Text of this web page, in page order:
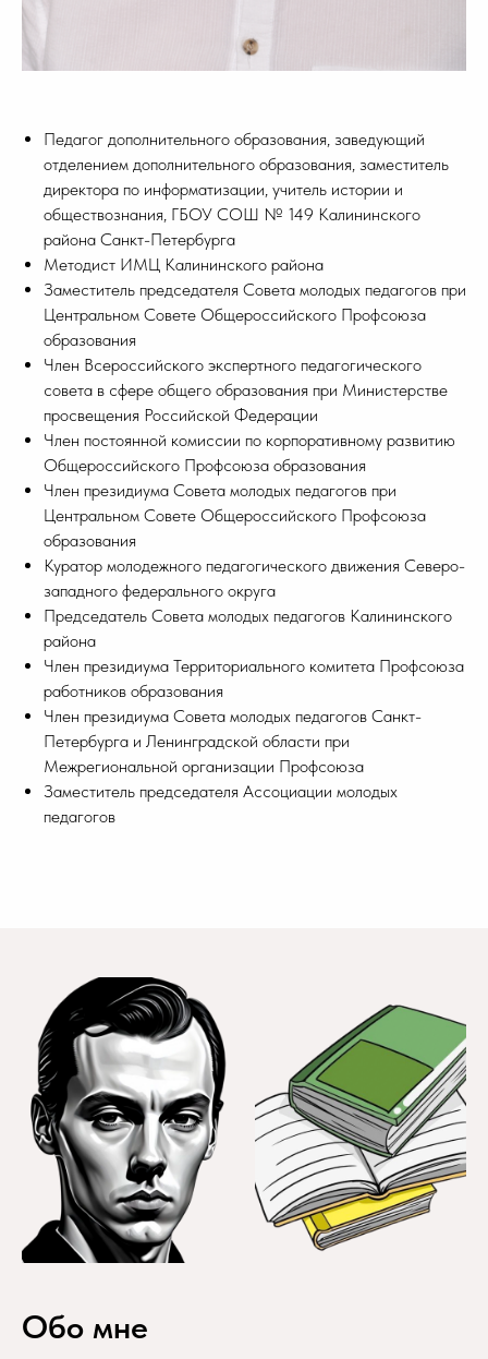
Педагог дополнительного образования, заведующий
отделением дополнительного образования, заместитель
директора по информатизации, учитель истории и
обществознания, ГБОУ СОШ № 149 Калининского
района Санкт-Петербурга
Методист ИМЦ Калининского района
Заместитель председателя Совета молодых педагогов при
Центральном Совете Общероссийского Профсоюза
образования
Член Всероссийского экспертного педагогического
совета в сфере общего образования при Министерстве
просвещения Российской Федерации
Член постоянной комиссии по корпоративному развитию
Общероссийского Профсоюза образования
Член президиума Совета молодых педагогов при
Центральном Совете Общероссийского Профсоюза
образования
Куратор молодежного педагогического движения Северо-
западного федерального округа
Председатель Совета молодых педагогов Калининского
района
Член президиума Территориального комитета Профсоюза
работников образования
Член президиума Совета молодых педагогов Санкт-
Петербурга и Ленинградской области при
Межрегиональной организации Профсоюза
Заместитель председателя Ассоциации молодых
педагогов
Обо мне